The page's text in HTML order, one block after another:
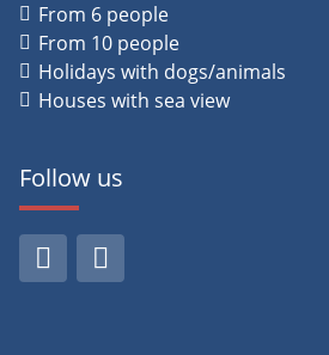
From 6 people
From 10 people
Holidays with dogs/animals
Houses with sea view
Follow us